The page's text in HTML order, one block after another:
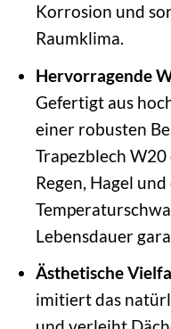
Korrosion und
Raumklima.
Hervorragende
Gefertigt aus
einer robusten
Trapezblech
Regen, Hagel
Lebensdauer
Ästhetische
imitiert das